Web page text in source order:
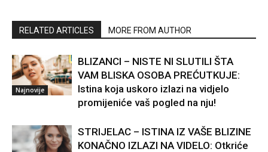
RELATED ARTICLES MORE FROM AUTHOR
Najnovije
BLIZANCI – NISTE NI SLUTILI ŠTA
VAM BLISKA OSOBA PREĆUTKUJE:
Istina koja uskoro izlazi na vidjelo
promijeniće vaš pogled na nju!
STRIJELAC – ISTINA IZ VAŠE BLIZINE
KONAČNO IZLAZI NA VIDELO: Otkriće